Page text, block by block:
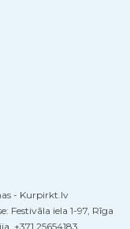
Festivāla iela 1-97, Rīga
+371 25654183,